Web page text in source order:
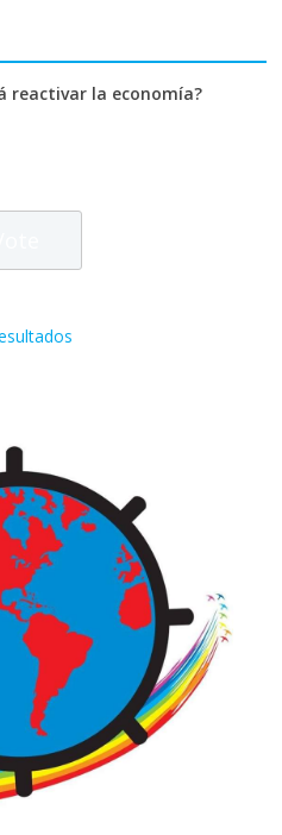
reactivar la economía?